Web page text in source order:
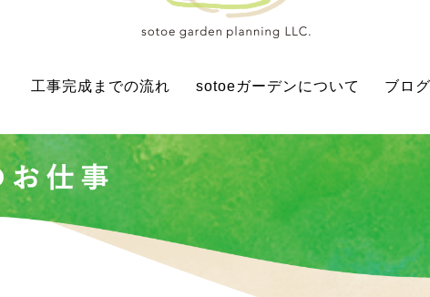
工事完成までの流れ sotoeガーデンについて ブログ